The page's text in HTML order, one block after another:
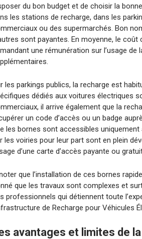
du bon budget et de choisir la
les stations de recharge, dans les
ou des supermarchés. Bon
sont payantes. En moyenne, le
une rémunération sur l’usage
les parkings publics, la recharge est
dédiés aux voitures électriques
il arrive également que la
un code d’accès ou un badge
les bornes sont accessibles uniquement
les voiries pour leur part sont en plein
d’une carte d’accès payante ou
que l’installation de ces bornes
que les travaux sont complexes et
professionnels qui détiennent toute
de Recharge pour Véhicules
avantages et limites de